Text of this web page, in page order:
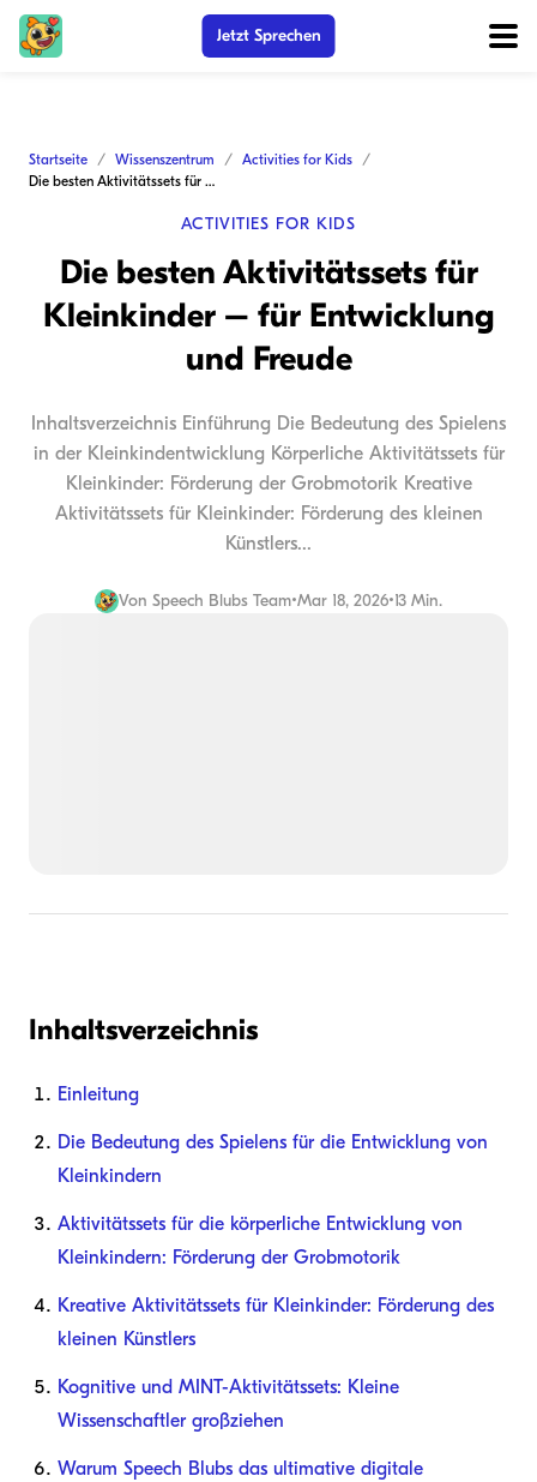
Jetzt Sprechen
Startseite Wissenszentrum
Activities for Kids
Die besten Aktivitätssets für Kleinkinder – für Entwicklung und Freude
ACTIVITIES FOR KIDS
Die besten Aktivitätssets für
Kleinkinder – für Entwicklung
und Freude
Inhaltsverzeichnis Einführung Die Bedeutung des Spielens
in der Kleinkindentwicklung Körperliche Aktivitätssets für
Kleinkinder: Förderung der Grobmotorik Kreative
Aktivitätssets für Kleinkinder: Förderung des kleinen
Künstlers...
Von Speech Blubs Team•Mar 18, 2026•13 Min.
Inhaltsverzeichnis
Einleitung
Die Bedeutung des Spielens für die Entwicklung von
Kleinkindern
Aktivitätssets für die körperliche Entwicklung von
Kleinkindern: Förderung der Grobmotorik
Kreative Aktivitätssets für Kleinkinder: Förderung des
kleinen Künstlers
Kognitive und MINT-Aktivitätssets: Kleine
Wissenschaftler großziehen
Warum Speech Blubs das ultimative digitale